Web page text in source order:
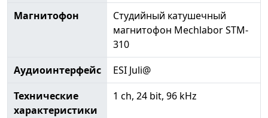
Магнитофон
Студийный катушечный
магнитофон Mechlabor STM-
310
Аудиоинтерфейс
ESI Juli@
Технические
характеристики
1 ch, 24 bit, 96 kHz